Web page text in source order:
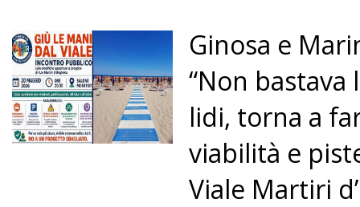
Ginosa e
“Non
lidi, torna a
viabilità e
Viale Martiri